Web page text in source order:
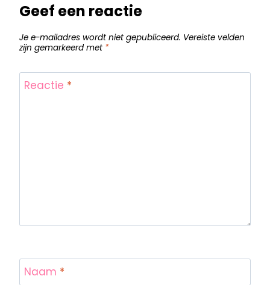
Geef een reactie
Je e-mailadres wordt niet gepubliceerd. Vereiste velden
zijn gemarkeerd met *
Reactie *
Naam *